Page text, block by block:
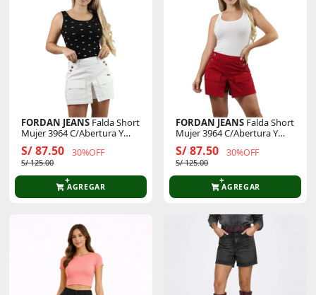
FORDAN JEANS Falda Short
Mujer 3964 C/Abertura Y
S/ 87.50 30%OFF
S/ 125.00
AGREGAR
FORDAN JEANS Falda Short
Mujer 3964 C/Abertura Y
S/ 87.50 30%OFF
S/ 125.00
AGREGAR